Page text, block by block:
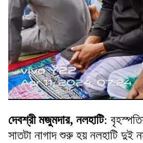
দেবশ্রী মজুমদার, নলহাটি:
সাতটা নাগাদ শুরু হয় নলহাটি দুই